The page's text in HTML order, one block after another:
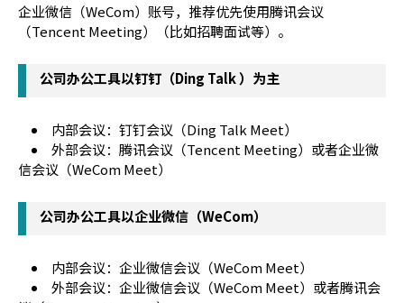
企业微信（WeCom）账号，推荐优先使用腾讯会议
（Tencent Meeting）（比如招聘面试等）。
公司办公工具以钉钉（Ding Talk ）为主
内部会议：钉钉会议（Ding Talk Meet）
外部会议：腾讯会议（Tencent Meeting）或者企业微
信会议（WeCom Meet）
公司办公工具以企业微信（WeCom）
内部会议：企业微信会议（WeCom Meet）
外部会议：企业微信会议（WeCom Meet）或者腾讯会